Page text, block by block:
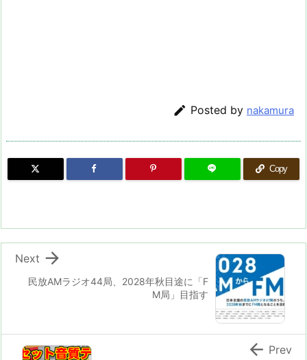
 Posted by nakamura
Copy
民放AMラジオ44局、2028年秋目途に「F
M局」目指す

Next
 Prev